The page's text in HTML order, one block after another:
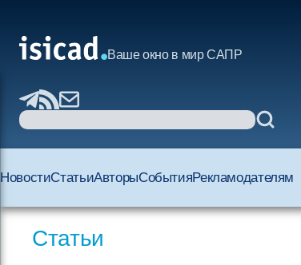
Ваше окно в мир САПР
НовостиСтатьиАвторыСобытияРекламодателям
Статьи